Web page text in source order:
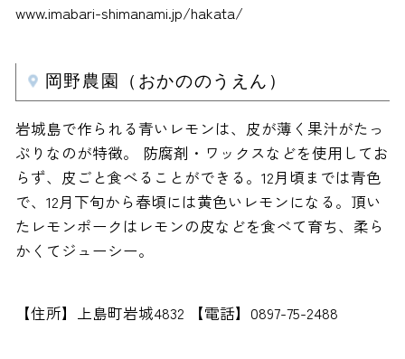
www.imabari-shimanami.jp/hakata/
岡野農園（おかののうえん）
岩城島で作られる青いレモンは、皮が薄く果汁がたっ
ぷりなのが特徴。 防腐剤・ワックスなどを使用してお
らず、皮ごと食べることができる。12月頃までは青色
で、12月下旬から春頃には黄色いレモンになる。頂い
たレモンポークはレモンの皮などを食べて育ち、柔ら
かくてジューシー。
【住所】上島町岩城4832 【電話】0897-75-2488